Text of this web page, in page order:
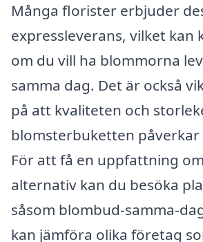
Många florister erbjuder
expressleverans, vilket kan
om du vill ha blommorna
samma dag. Det är också
på att kvaliteten och
blomsterbuketten
För att få en uppfattning
alternativ kan du besöka
såsom blombud-samma-
kan jämföra olika företag